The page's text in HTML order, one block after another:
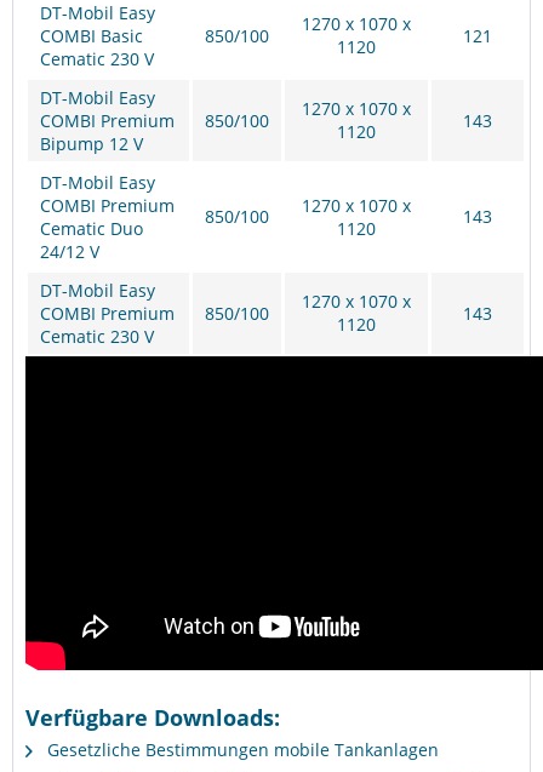
DT-Mobil Easy
COMBI Basic
Cematic 230 V
850/100
1270 x 1070 x
1120
121
DT-Mobil Easy
COMBI Premium
Bipump 12 V
850/100
1270 x 1070 x
1120
143
DT-Mobil Easy
COMBI Premium
Cematic Duo
24/12 V
850/100
1270 x 1070 x
1120
143
DT-Mobil Easy
COMBI Premium
Cematic 230 V
850/100
1270 x 1070 x
1120
143
Verfügbare Downloads:
Gesetzliche Bestimmungen mobile Tankanlagen